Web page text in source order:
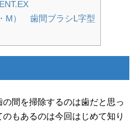
M） 歯間ブラシL字型
間を掃除するのは歯だと思っ
もあるのは今回はじめて知り